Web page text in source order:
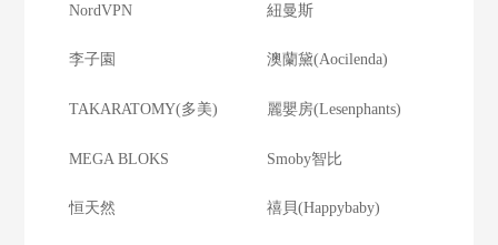
NordVPN 紐曼斯
李子園 澳蘭黛(Aocilenda)
TAKARATOMY(多美) 麗嬰房(Lesenphants)
MEGA BLOKS Smoby智比
恒天然 禧貝(Happybaby)